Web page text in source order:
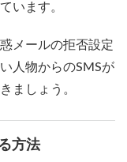
います。
メールの拒否設定
人物からのSMSが
ましょう。
方法